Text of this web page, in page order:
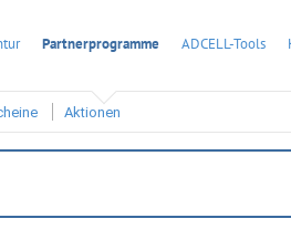
Partnerprogramme ADCELL-Tools
Aktionen